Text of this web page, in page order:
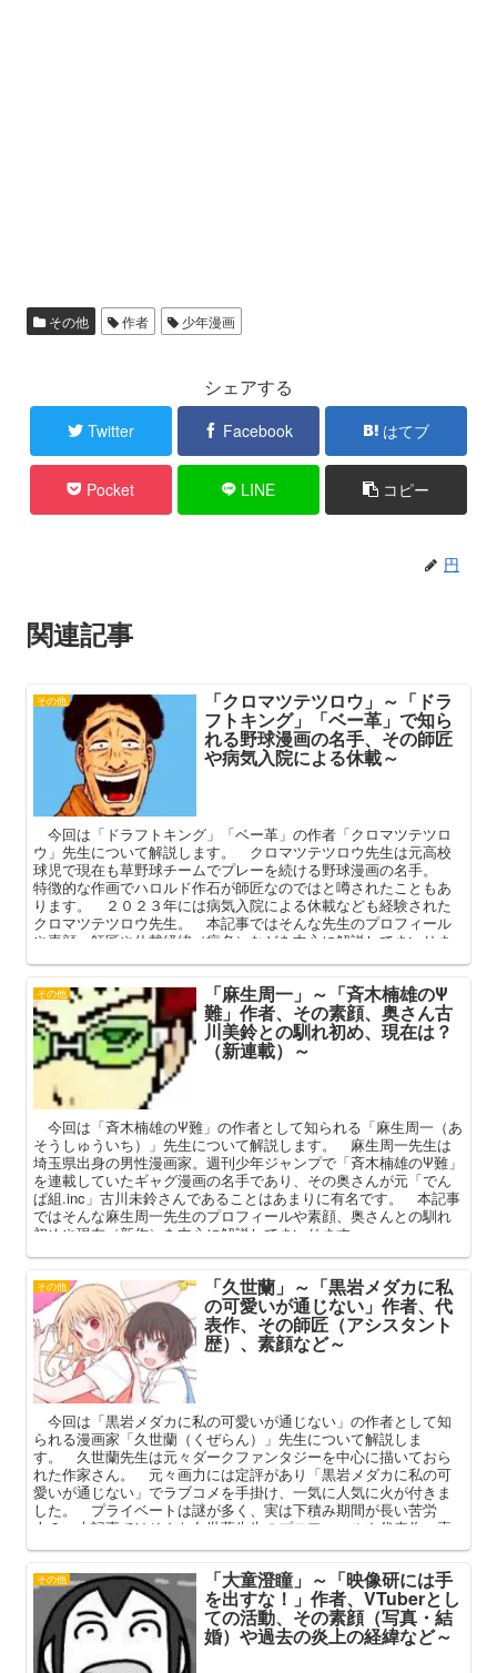
その他 作者 少年漫画
シェアする
Twitter Facebook はてブ
Pocket LINE コピー
円
関連記事
その他 「クロマツテツロウ」～「ドラ
フトキング」「ベー革」で知ら
れる野球漫画の名手、その師匠
や病気入院による休載～
今回は「ドラフトキング」「ベー革」の作者「クロマツテツロ
ウ」先生について解説します。 クロマツテツロウ先生は元高校
球児で現在も草野球チームでプレーを続ける野球漫画の名手。
特徴的な作画でハロルド作石が師匠なのではと噂されたこともあ
ります。 ２０２３年には病気入院による休載なども経験された
クロマツテツロウ先生。 本記事ではそんな先生のプロフィール
や素顔、師匠や休載経緯（病名）などを中心に解説してまいりま
その他 「麻生周一」～「斉木楠雄のΨ
難」作者、その素顔、奥さん古
川美鈴との馴れ初め、現在は？
（新連載）～
今回は「斉木楠雄のΨ難」の作者として知られる「麻生周一（あ
そうしゅういち）」先生について解説します。 麻生周一先生は
埼玉県出身の男性漫画家。週刊少年ジャンプで「斉木楠雄のΨ難」
を連載していたギャグ漫画の名手であり、その奥さんが元「でん
ぱ組.inc」古川未鈴さんであることはあまりに有名です。 本記事
ではそんな麻生周一先生のプロフィールや素顔、奥さんとの馴れ
初めや現在（新作）を中心に解説してまいります。
その他 「久世蘭」～「黒岩メダカに私
の可愛いが通じない」作者、代
表作、その師匠（アシスタント
歴）、素顔など～
今回は「黒岩メダカに私の可愛いが通じない」の作者として知
られる漫画家「久世蘭（くぜらん）」先生について解説しま
す。 久世蘭先生は元々ダークファンタジーを中心に描いておら
れた作家さん。 元々画力には定評があり「黒岩メダカに私の可
愛いが通じない」でラブコメを手掛け、一気に人気に火が付きま
した。 プライベートは謎が多く、実は下積み期間が長い苦労
人？ 本記事ではそんな久世蘭先生のプロフィールや代表作、素
その他 「大童澄瞳」～「映像研には手
を出すな！」作者、VTuberとし
ての活動、その素顔（写真・結
婚）や過去の炎上の経緯など～